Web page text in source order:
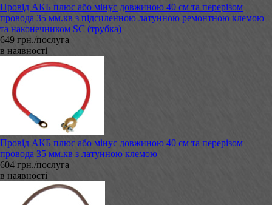
Провід АКБ плюс або мінус довжиною 40 см та перерізом
провода 35 мм.кв з підсиленною латунною ремонтною клемою
та наконечником SC (трубка)
649 грн./послуга
в наявності
Провід АКБ плюс або мінус довжиною 40 см та перерізом
провода 35 мм.кв з латунною клемою
604 грн./послуга
в наявності